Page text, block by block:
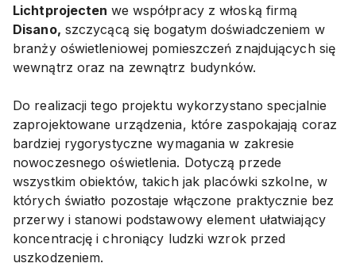
Lichtprojecten we współpracy z włoską firmą
Disano, szczycącą się bogatym doświadczeniem w
branży oświetleniowej pomieszczeń znajdujących się
wewnątrz oraz na zewnątrz budynków.
Do realizacji tego projektu wykorzystano specjalnie
zaprojektowane urządzenia, które zaspokajają coraz
bardziej rygorystyczne wymagania w zakresie
nowoczesnego oświetlenia. Dotyczą przede
wszystkim obiektów, takich jak placówki szkolne, w
których światło pozostaje włączone praktycznie bez
przerwy i stanowi podstawowy element ułatwiający
koncentrację i chroniący ludzki wzrok przed
uszkodzeniem.